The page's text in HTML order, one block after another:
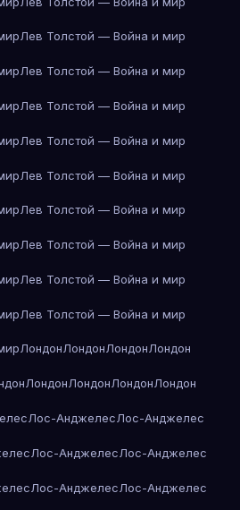
Лев Толстой — Война и мир
Лев Толстой — Война и мир
Лев Толстой — Война и мир
Лев Толстой — Война и мир
Лев Толстой — Война и мир
Лев Толстой — Война и мир
Лев Толстой — Война и мир
Лев Толстой — Война и мир
Лев Толстой — Война и мир
ЛондонЛондонЛондонЛондон
ЛондонЛондонЛондонЛондон
Лос-АнджелесЛос-Анджелес
Лос-АнджелесЛос-Анджелес
Лос-АнджелесЛос-Анджелес